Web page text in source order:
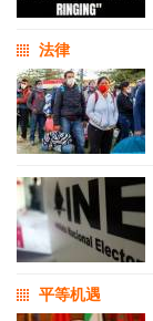
法律
平等机遇